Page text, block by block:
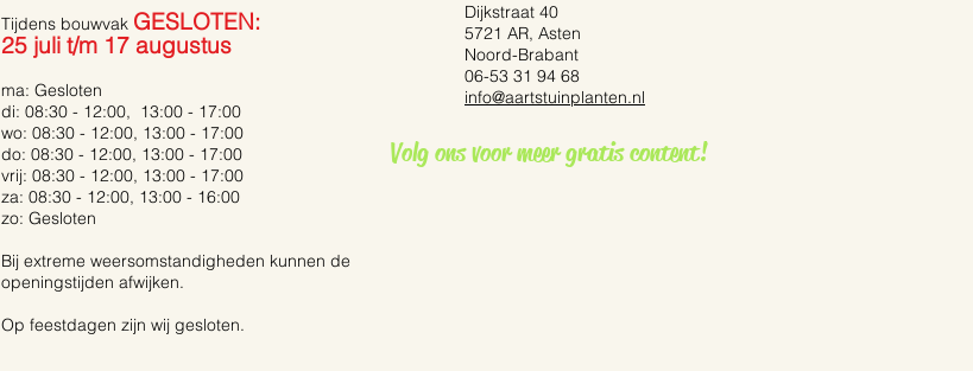
Grauwe vliegenvanger
Tails’
Tijdens bouwvak GESLOTEN:
25 juli t/m 17 augustus
ma: Gesloten
di: 08:30 - 12:00, 13:00 - 17:00
wo: 08:30 - 12:00, 13:00 - 17:00
do: 08:30 - 12:00, 13:00 - 17:00
vrij: 08:30 - 12:00, 13:00 - 17:00
za: 08:30 - 12:00, 13:00 - 16:00
zo: Gesloten
Bij extreme weersomstandigheden kunnen de
openingstijden afwijken.
Op feestdagen zijn wij gesloten.
Dijkstraat 40
5721 AR, Asten
Noord-Brabant
06-53 31 94 68
info@aartstuinplanten.nl
Volg ons voor meer gratis content!